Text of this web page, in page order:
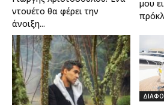
ντουέτο θα φέρει την
άνοιξη...
μου